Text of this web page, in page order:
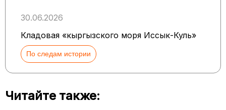
30.06.2026
Кладовая «кыргызского моря Иссык-Куль»
По следам истории
Читайте также: